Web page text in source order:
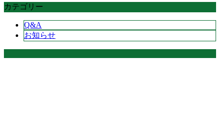
カテゴリー
Q&A
お知らせ